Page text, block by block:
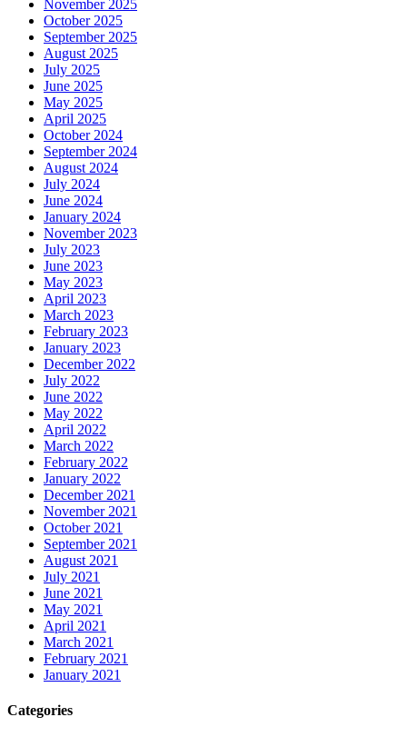
November 2025
October 2025
September 2025
August 2025
July 2025
June 2025
May 2025
April 2025
October 2024
September 2024
August 2024
July 2024
June 2024
January 2024
November 2023
July 2023
June 2023
May 2023
April 2023
March 2023
February 2023
January 2023
December 2022
July 2022
June 2022
May 2022
April 2022
March 2022
February 2022
January 2022
December 2021
November 2021
October 2021
September 2021
August 2021
July 2021
June 2021
May 2021
April 2021
March 2021
February 2021
January 2021
Categories